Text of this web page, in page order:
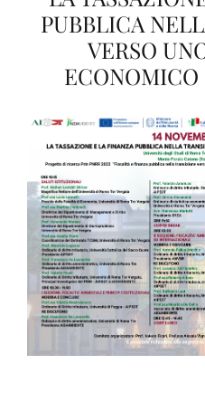
News ed Eventi
Contatti
PUBBLICA
VERSO
ECONOMICO